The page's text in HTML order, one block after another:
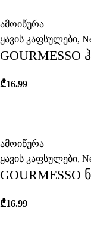
ამოიწურა
ყავის კაფსულები,
₾16.99
ამოიწურა
ყავის კაფსულები,
GOURMESSO
₾16.99